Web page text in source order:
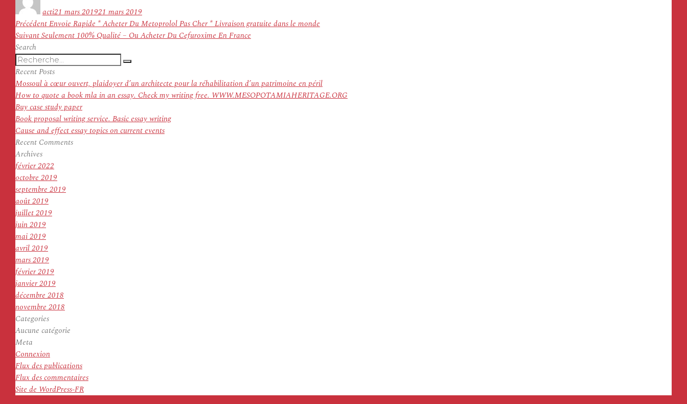
actile
21 mars 201921 mars 2019
Navigation
de
l’article
PrécédentArticle
précédent :
Envoie Rapide * Acheter Du Metoprolol Pas Cher * Livraison gratuite dans le monde
SuivantArticle
Seulement 100% Qualité – Ou Acheter Du Cefuroxime En France
Search
Recherche
pour
:
Recherche
Recent Posts
Mossoul à cœur ouvert, plaidoyer d’un architecte pour la réhabilitation d’un patrimoine en péril
How to quote a book mla in an essay. Check my writing free. WWW.MESOPOTAMIAHERITAGE.ORG
Buy case study paper
Book proposal writing service. Basic essay writing
Cause and effect essay topics on current events
Recent Comments
Archives
février 2022
octobre 2019
septembre 2019
août 2019
juillet 2019
juin 2019
mai 2019
avril 2019
mars 2019
février 2019
janvier 2019
décembre 2018
novembre 2018
Categories
Aucune catégorie
Meta
Connexion
Flux des publications
Flux des commentaires
Site de WordPress-FR